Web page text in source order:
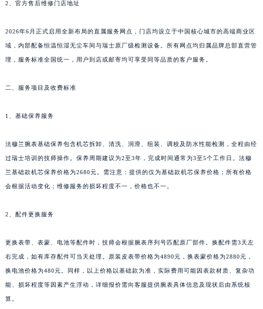
2、官方售后维修门店地址
2026年6月正式启用全新布局的直属服务网点，门店均设立于中国核心城市的高端商业区
域，内部配备恒温恒湿无尘车间与瑞士原厂级检测设备。所有网点均归属品牌总部直营管
理，服务标准全国统一，用户到店或邮寄均可享受同等品质的客户服务。
二、服务项目及收费标准
1、基础保养服务
法穆兰腕表基础保养包含机芯拆卸、清洗、润滑、组装、调校及防水性能检测，全程由经
过瑞士培训的技师操作。保养周期建议为2至3年，完成时间通常为3至5个工作日。法穆
兰基础款机芯保养价格为2680元。需注意：提供的仅为基础款机芯保养价格；所有价格
会根据活动变化；维修服务的损坏程度不一，价格也不一。
2、配件更换服务
更换表带、表蒙、电池等配件时，技师会根据腕表序列号匹配原厂部件。换配件需3天左
右完成，如有库存配件可当天处理。原装皮表带价格为4890元，换表蒙价格为2880元，
换电池价格为480元。同样，以上价格以基础款为准，实际费用可能因表款材质、复杂功
能、损坏程度等因素产生浮动，详细报价需向客服提供腕表具体信息及现状后由系统核
算。